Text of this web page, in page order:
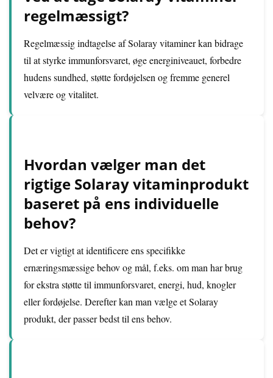
regelmæssigt?
Regelmæssig indtagelse af Solaray vitaminer kan bidrage
til at styrke immunforsvaret, øge energiniveauet, forbedre
hudens sundhed, støtte fordøjelsen og fremme generel
velvære og vitalitet.
Hvordan vælger man det
rigtige Solaray vitaminprodukt
baseret på ens individuelle
behov?
Det er vigtigt at identificere ens specifikke
ernæringsmæssige behov og mål, f.eks. om man har brug
for ekstra støtte til immunforsvaret, energi, hud, knogler
eller fordøjelse. Derefter kan man vælge et Solaray
produkt, der passer bedst til ens behov.